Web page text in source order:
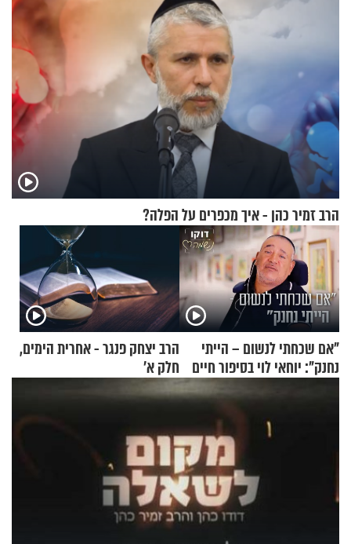
הרב זמיר כהן - איך מכפרים על הפלה?
"אם שכחתי לנשום – הייתי
נחנק": יוחאי לוי בסיפור חיים
הרב יצחק פנגר - אחרית הימים,
חלק א’